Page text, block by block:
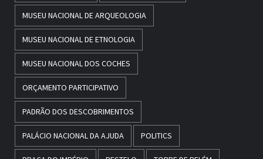
MUSEU NACIONAL DE ARQUEOLOGIA
MUSEU NACIONAL DE ETNOLOGIA
MUSEU NACIONAL DOS COCHES
ORÇAMENTO PARTICIPATIVO
PADRÃO DOS DESCOBRIMENTOS
PALÁCIO NACIONAL DA AJUDA POLITICS